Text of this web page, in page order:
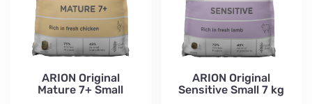
ARION Original
Mature 7+ Small
ARION Original
Sensitive Small 7 kg